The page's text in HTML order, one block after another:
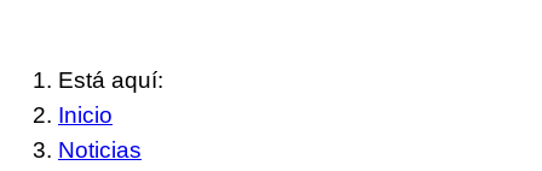
Está aquí:
Inicio
Noticias